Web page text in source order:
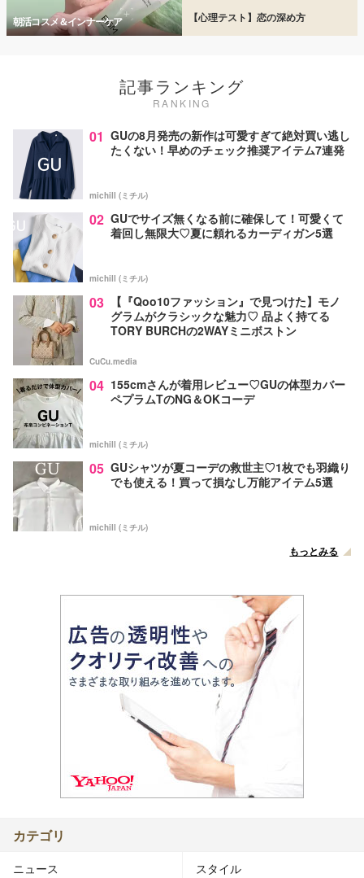
朝活コスメ＆インナーケア 【心理テスト】恋の深め方
記事ランキング
RANKING
01 GUの8月発売の新作は可愛すぎて絶対買い逃し
たくない！早めのチェック推奨アイテム7連発
michill (ミチル)
02 GUでサイズ無くなる前に確保して！可愛くて
着回し無限大♡夏に頼れるカーディガン5選
michill (ミチル)
03
【『Qoo10ファッション』で見つけた】モノ
グラムがクラシックな魅力♡ 品よく持てる
TORY BURCHの2WAYミニボストン
CuCu.media
04 155cmさんが着用レビュー♡GUの体型カバー
ペプラムTのNG＆OKコーデ
michill (ミチル)
05 GUシャツが夏コーデの救世主♡1枚でも羽織り
でも使える！買って損なし万能アイテム5選
michill (ミチル)
もっとみる
カテゴリ
ニュース スタイル